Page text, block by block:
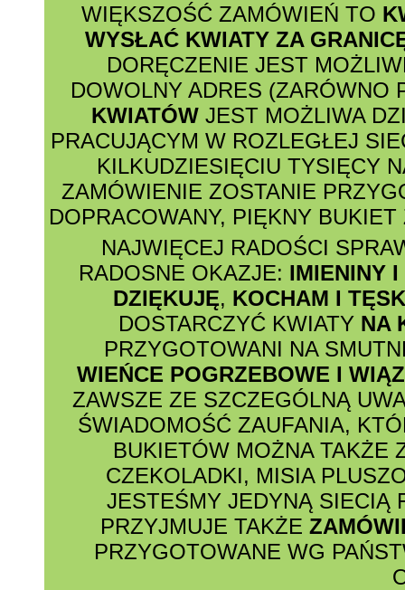
WIĘKSZOŚĆ ZAMÓWIEŃ TO
WYSŁAĆ KWIATY ZA
DORĘCZENIE JEST
DOWOLNY ADRES
KWIATÓW JEST MOŻLIWA
PRACUJĄCYM W ROZLEGŁEJ
KILKUDZIESIĘCIU TYSIĘCY
ZAMÓWIENIE ZOSTANIE
DOPRACOWANY, PIĘKNY
NAJWIĘCEJ RADOŚCI
RADOSNE OKAZJE: IMIENINY
DZIĘKUJĘ, KOCHAM I
DOSTARCZYĆ KWIATY NA
PRZYGOTOWANI NA
WIEŃCE POGRZEBOWE I
ZAWSZE ZE SZCZEGÓLNĄ
ŚWIADOMOŚĆ ZAUFANIA,
BUKIETÓW MOŻNA TAKŻE
CZEKOLADKI, MISIA
JESTEŚMY JEDYNĄ SIECIĄ
PRZYJMUJE TAKŻE
PRZYGOTOWANE WG